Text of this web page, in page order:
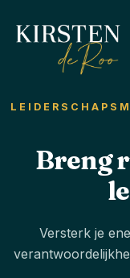
Breng
Versterk je